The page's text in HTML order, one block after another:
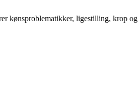
kønsproblematikker, ligestilling, krop og